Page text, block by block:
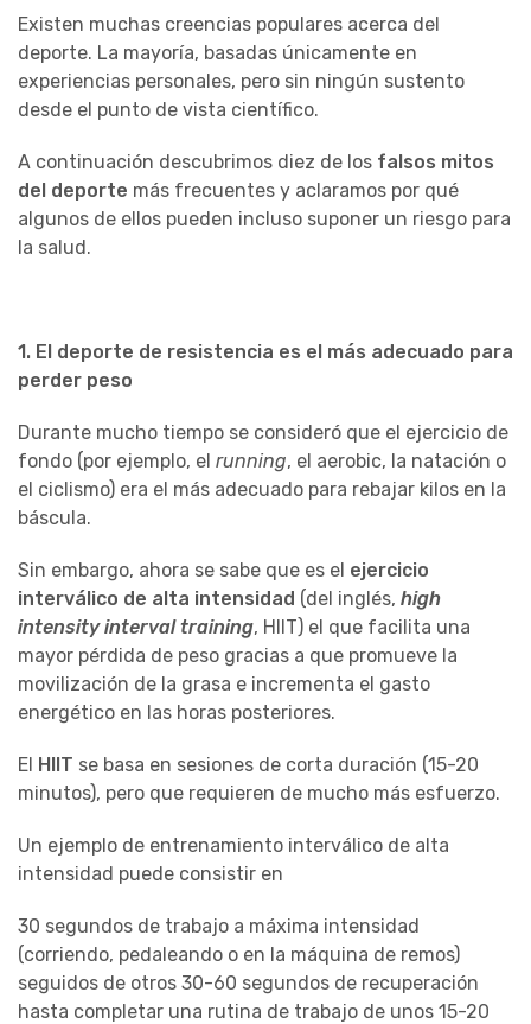
Existen muchas creencias populares acerca del
deporte. La mayoría, basadas únicamente en
experiencias personales, pero sin ningún sustento
desde el punto de vista científico.
A continuación descubrimos diez de los falsos mitos
del deporte más frecuentes y aclaramos por qué
algunos de ellos pueden incluso suponer un riesgo para
la salud.
1. El deporte de resistencia es el más adecuado para
perder peso
Durante mucho tiempo se consideró que el ejercicio de
fondo (por ejemplo, el running, el aerobic, la natación o
el ciclismo) era el más adecuado para rebajar kilos en la
báscula.
Sin embargo, ahora se sabe que es el ejercicio
interválico de alta intensidad (del inglés, high
intensity interval training, HIIT) el que facilita una
mayor pérdida de peso gracias a que promueve la
movilización de la grasa e incrementa el gasto
energético en las horas posteriores.
El HIIT se basa en sesiones de corta duración (15-20
minutos), pero que requieren de mucho más esfuerzo.
Un ejemplo de entrenamiento interválico de alta
intensidad puede consistir en
30 segundos de trabajo a máxima intensidad
(corriendo, pedaleando o en la máquina de remos)
seguidos de otros 30-60 segundos de recuperación
hasta completar una rutina de trabajo de unos 15-20